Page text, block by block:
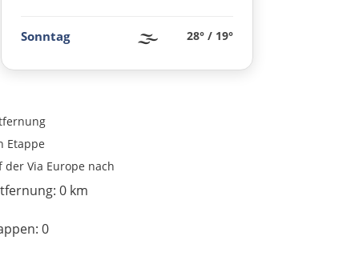
Livanates
SÜDROUTE
Athen
Sonntag 🌫️ 28° / 19°
Etappe
der Via Europe nach
0 km
0